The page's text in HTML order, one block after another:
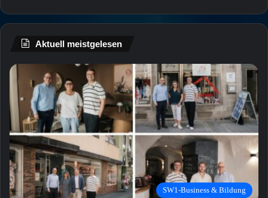
Aktuell meistgelesen
SW1-Business & Bildung